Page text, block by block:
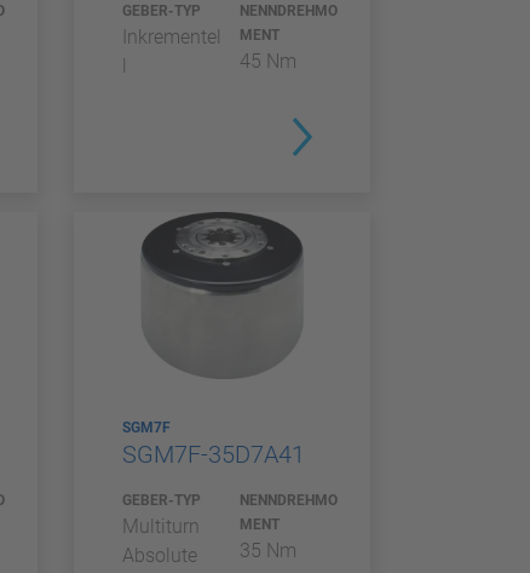
GEBER-TYP
Inkrementel
NENNDREHMO
MENT
45 Nm
SGM7F
SGM7F-35D7A41
GEBER-TYP
Multiturn
Absolute
NENNDREHMO
MENT
35 Nm